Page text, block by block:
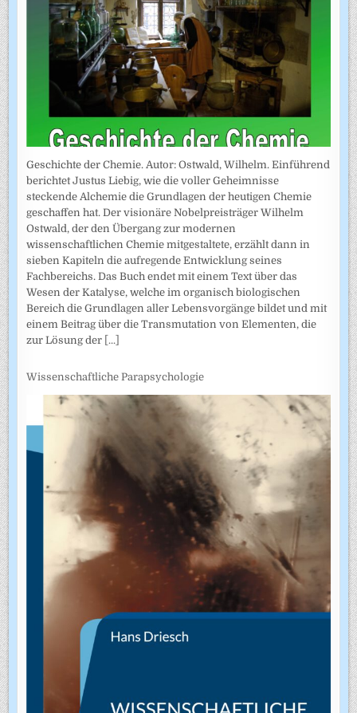
Geschichte der Chemie. Autor: Ostwald, Wilhelm. Einführend
berichtet Justus Liebig, wie die voller Geheimnisse
steckende Alchemie die Grundlagen der heutigen Chemie
geschaffen hat. Der visionäre Nobelpreisträger Wilhelm
Ostwald, der den Übergang zur modernen
wissenschaftlichen Chemie mitgestaltete, erzählt dann in
sieben Kapiteln die aufregende Entwicklung seines
Fachbereichs. Das Buch endet mit einem Text über das
Wesen der Katalyse, welche im organisch biologischen
Bereich die Grundlagen aller Lebensvorgänge bildet und mit
einem Beitrag über die Transmutation von Elementen, die
zur Lösung der [...]
Wissenschaftliche Parapsychologie